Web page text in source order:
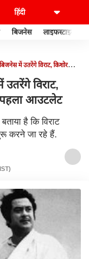
बिजनेस लाइफस्टाइल
में उतरेंगे विराट, किशोर
विराट,
आउटलेट
है कि विराट
करने जा रहे हैं.